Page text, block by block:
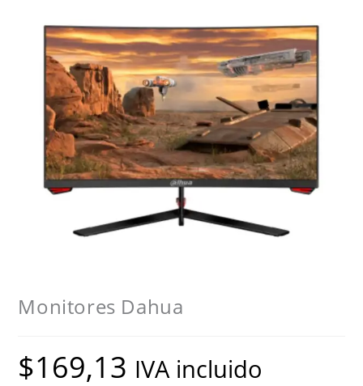
Monitores Dahua
$169,13 IVA incluido